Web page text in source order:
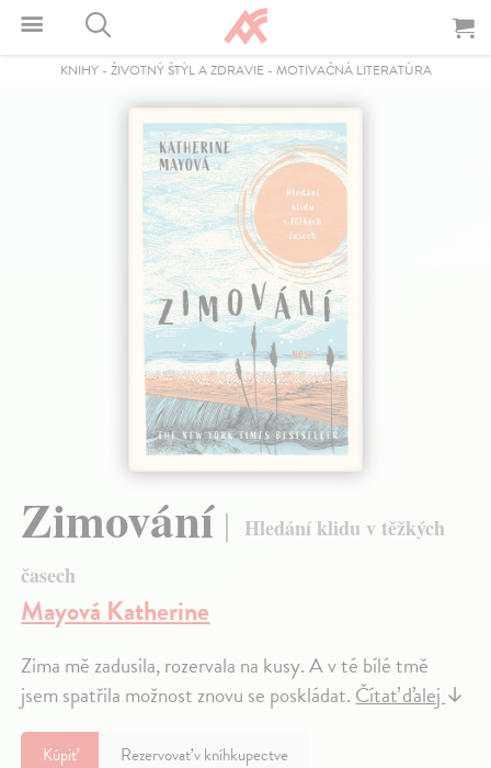
KNIHY- ŽIVOTNÝ ŠTÝL A ZDRAVIE- MOTIVAČNÁ LITERATÚRA
Zimování
Hledání klidu v těžkých
časech
Mayová Katherine
Zima mě zadusila, rozervala na kusy. A v té bílé tmě
jsem spatřila možnost znovu se poskládat. Čítať ďalej ↓
Kúpiť Rezervovať v kníhkupectve